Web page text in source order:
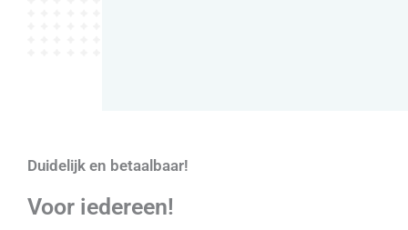
Duidelijk en betaalbaar!
Voor iedereen!